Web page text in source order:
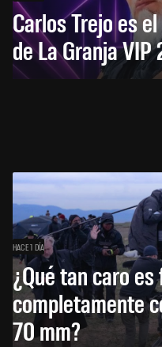
Carlos Trejo es
de La Granja VIP
HACE 1 DÍA
¿Qué tan caro
completamente
70 mm?